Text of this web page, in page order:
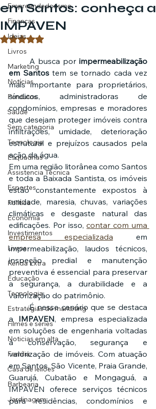
Empreendedorismo
Finanças
Ideias
Livros
Marketing
Notícias
Pordutos
Saúde
Sem categoria
Tecnologia
Esquadrias
Assistencia Técnica
Esportes
Política
Economia
Investimentos
Livros
Renda Extra
Educação
Tecnologia
Estratégias de marketing
Filmes e séries
Noticias em alta
Família
Casa de leilões
Barbearia
Jardinagem
em Santos: conheça a
IMPAVEN
Avaliado com NaN de 5 estrelas.
	A busca por
impermeabilização
em Santos tem se tornado cada vez
mais importante para proprietários,
síndicos, administradoras de
condomínios, empresas e moradores
que desejam proteger imóveis contra
infiltrações, umidade, deterioração
estrutural e prejuízos causados pela
ação da água.
Em uma região litorânea como Santos
e toda a Baixada Santista, os imóveis
estão constantemente expostos à
umidade, maresia, chuvas, variações
climáticas e desgaste natural das
edificações. Por isso, contar com uma
empresa especializada em
impermeabilização, laudos técnicos,
inspeção predial e manutenção
preventiva é essencial para preservar
a segurança, a durabilidade e a
valorização do patrimônio.
	É nesse cenário que se destaca
a IMPAVEN, empresa especializada
em soluções de engenharia voltadas
à conservação, segurança e
valorização de imóveis. Com atuação
em Santos, São Vicente, Praia Grande,
Guarujá, Cubatão e Mongaguá, a
IMPAVEN oferece serviços técnicos
para residências, condomínios e